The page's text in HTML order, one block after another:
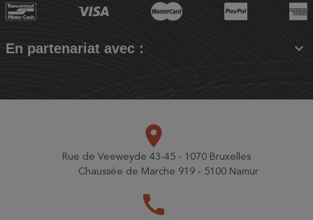
En partenariat avec : 
place
Rue de Veeweyde 43-45 - 1070 Bruxelles
Chaussée de Marche 919 - 5100 Namur
call